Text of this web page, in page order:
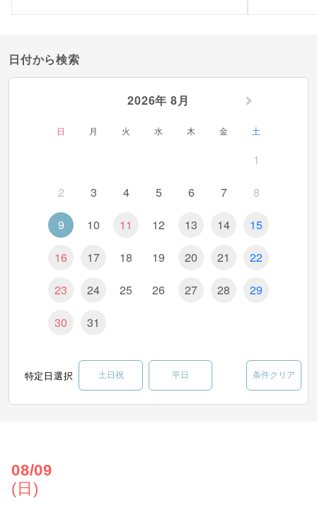
日付から検索
2026年 8月
日 月 火 水 木 金 土
1
2
3 4 5 6 7
8
9
10 11 12 13 14
15
16
17 18 19 20 21
22
23
24 25 26 27 28
29
30
31
特定日選択 土日祝 平日 条件クリア
08/09
(日)